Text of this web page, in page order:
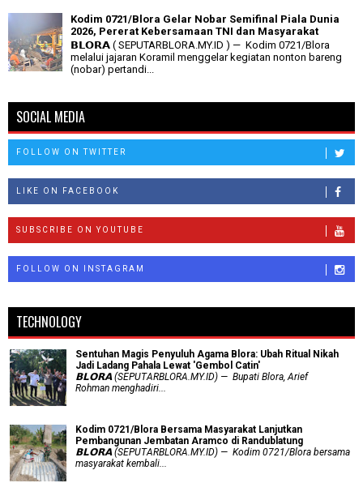
Kodim 0721/Blora Gelar Nobar Semifinal Piala Dunia
2026, Pererat Kebersamaan TNI dan Masyarakat
𝗕𝗟𝗢𝗥𝗔 ( SEPUTARBLORA.MY.ID ) — Kodim 0721/Blora
melalui jajaran Koramil menggelar kegiatan nonton bareng
(nobar) pertandi...
SOCIAL MEDIA
FOLLOW ON TWITTER
LIKE ON FACEBOOK
SUBSCRIBE ON YOUTUBE
FOLLOW ON INSTAGRAM
TECHNOLOGY
Sentuhan Magis Penyuluh Agama Blora: Ubah Ritual Nikah
Jadi Ladang Pahala Lewat 'Gembol Catin'
𝗕𝗟𝗢𝗥𝗔 (SEPUTARBLORA.MY.ID) — Bupati Blora, Arief
Rohman menghadiri...
Kodim 0721/Blora Bersama Masyarakat Lanjutkan
Pembangunan Jembatan Aramco di Randublatung
𝗕𝗟𝗢𝗥𝗔 (SEPUTARBLORA.MY.ID) — Kodim 0721/Blora bersama
masyarakat kembali...